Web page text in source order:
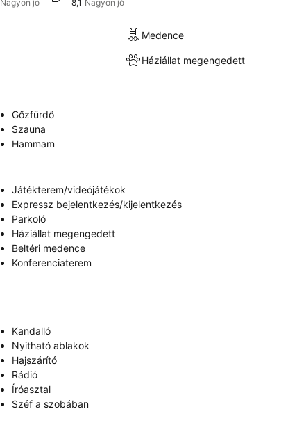
Nagyon jó
8,1 Nagyon jó
Medence
Háziállat megengedett
Gőzfürdő
Szauna
Hammam
Játékterem/videójátékok
Expressz bejelentkezés/kijelentkezés
Parkoló
Háziállat megengedett
Beltéri medence
Konferenciaterem
Kandalló
Nyitható ablakok
Hajszárító
Rádió
Íróasztal
Széf a szobában